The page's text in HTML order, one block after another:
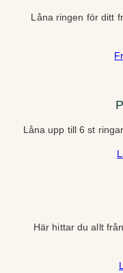
Låna ringen för ditt
Låna upp till 6 st
Här hittar du allt